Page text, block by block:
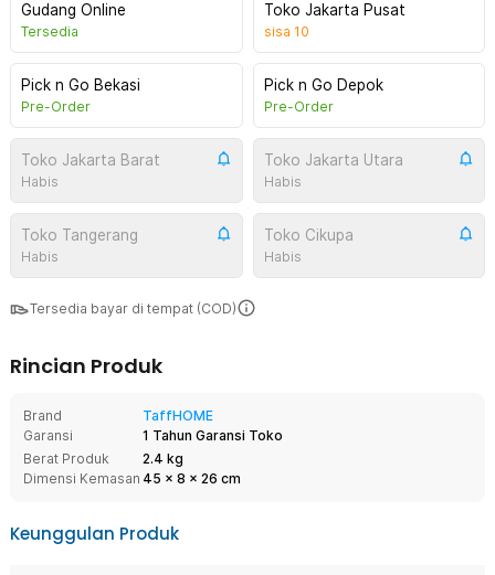
Gudang Online
Tersedia
Toko Jakarta Pusat
sisa 10
Pick n Go Bekasi
Pre-Order
Pick n Go Depok
Pre-Order
Toko Jakarta Barat
Habis
Toko Jakarta Utara
Habis
Toko Tangerang
Habis
Toko Cikupa
Habis
Tersedia bayar di tempat (COD)
Rincian Produk
Brand
TaffHOME
Garansi
1 Tahun Garansi Toko
Berat Produk
2.4 kg
Dimensi Kemasan 45 x 8 x 26 cm
Keunggulan Produk